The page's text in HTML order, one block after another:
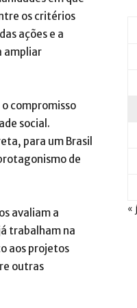
os critérios
ações e a
ampliar
compromisso
social.
para um Brasil
de
avaliam a
trabalham na
aos projetos
outras
«